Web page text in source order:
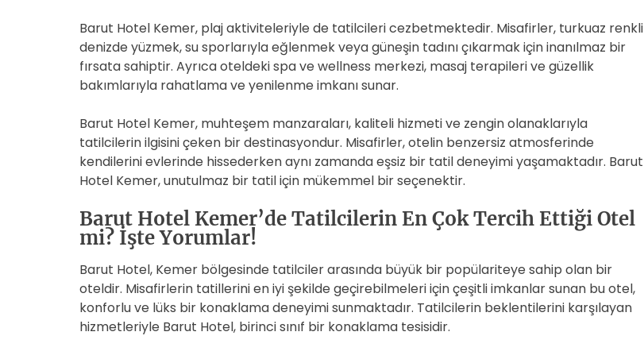
Barut Hotel Kemer, plaj aktiviteleriyle de tatilcileri cezbetmektedir. Misafirler, turkuaz renkli
denizde yüzmek, su sporlarıyla eğlenmek veya güneşin tadını çıkarmak için inanılmaz bir
fırsata sahiptir. Ayrıca oteldeki spa ve wellness merkezi, masaj terapileri ve güzellik
bakımlarıyla rahatlama ve yenilenme imkanı sunar.
Barut Hotel Kemer, muhteşem manzaraları, kaliteli hizmeti ve zengin olanaklarıyla
tatilcilerin ilgisini çeken bir destinasyondur. Misafirler, otelin benzersiz atmosferinde
kendilerini evlerinde hissederken aynı zamanda eşsiz bir tatil deneyimi yaşamaktadır. Barut
Hotel Kemer, unutulmaz bir tatil için mükemmel bir seçenektir.
Barut Hotel Kemer’de Tatilcilerin En Çok Tercih Ettiği Otel
mi? İşte Yorumlar!
Barut Hotel, Kemer bölgesinde tatilciler arasında büyük bir popülariteye sahip olan bir
oteldir. Misafirlerin tatillerini en iyi şekilde geçirebilmeleri için çeşitli imkanlar sunan bu otel,
konforlu ve lüks bir konaklama deneyimi sunmaktadır. Tatilcilerin beklentilerini karşılayan
hizmetleriyle Barut Hotel, birinci sınıf bir konaklama tesisidir.